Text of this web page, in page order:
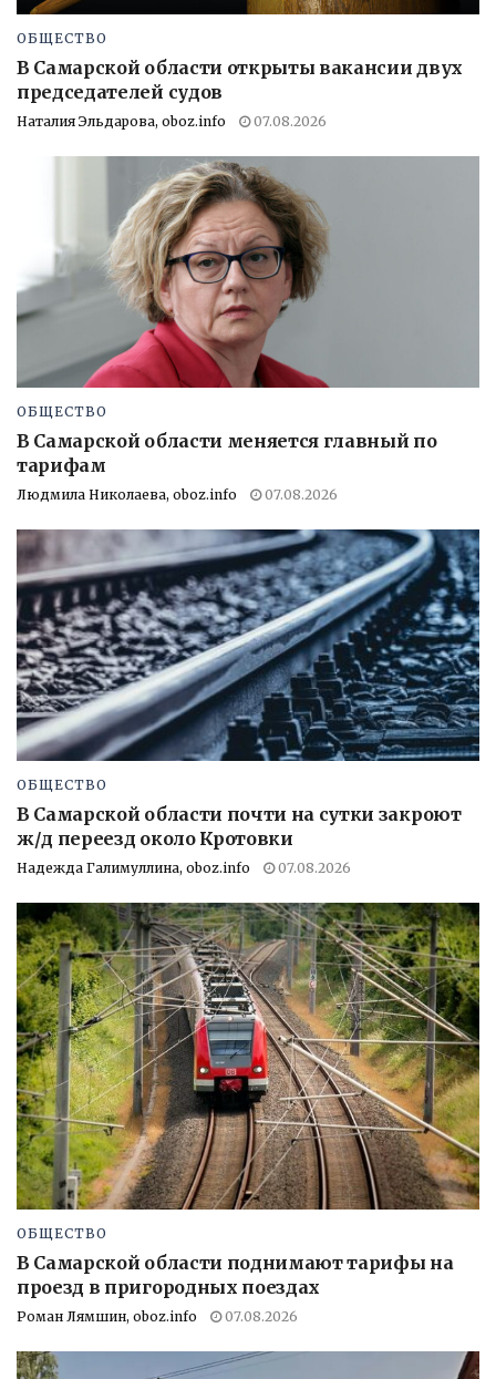
ОБЩЕСТВО
В Самарской области открыты вакансии двух
председателей судов
Наталия Эльдарова, oboz.info 07.08.2026
ОБЩЕСТВО
В Самарской области меняется главный по
тарифам
Людмила Николаева, oboz.info 07.08.2026
ОБЩЕСТВО
В Самарской области почти на сутки закроют
ж/д переезд около Кротовки
Надежда Галимуллина, oboz.info 07.08.2026
ОБЩЕСТВО
В Самарской области поднимают тарифы на
проезд в пригородных поездах
Роман Лямшин, oboz.info 07.08.2026